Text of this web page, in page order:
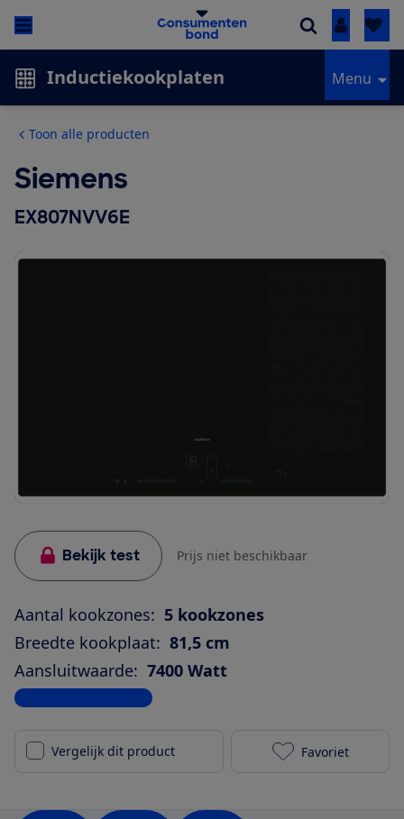
Inloggen
Inductiekookplaten Menu
Toon alle producten
Siemens
EX807NVV6E
Bekijk test Prijs niet beschikbaar
Aantal kookzones: 5 kookzones
Breedte kookplaat: 81,5 cm
Aansluitwaarde: 7400 Watt
Bekijk alle specificaties
Vergelijk dit product Siemens
Favoriet